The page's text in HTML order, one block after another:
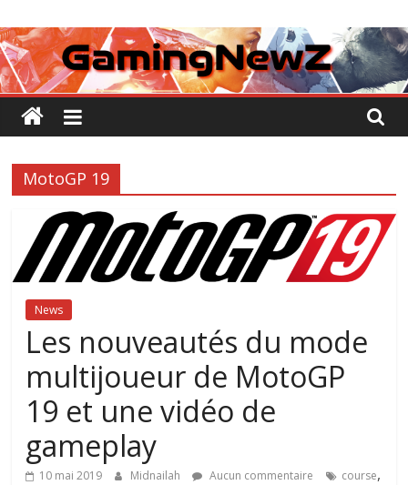
au
contenu
GamingNewZ
Tests
et
Actu
des
vidéo
MotoGP 19
News
Les nouveautés du mode
multijoueur de MotoGP
19 et une vidéo de
gameplay
10 mai 2019 Midnailah Aucun commentaire course,